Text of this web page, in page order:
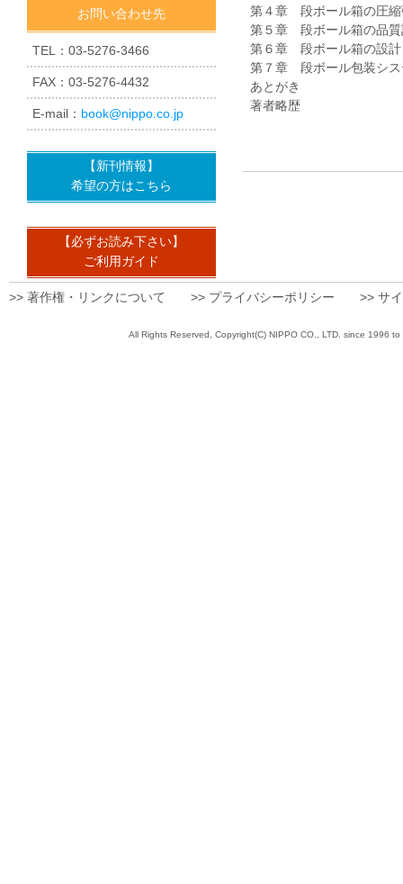
お問い合わせ先
TEL：03-5276-3466
FAX：03-5276-4432
E-mail： book@nippo.co.jp
【新刊情報】
希望の方はこちら
【必ずお読み下さい】
ご利用ガイド
第４章 段ボール箱の圧縮
第５章 段ボール箱の品質
第６章 段ボール箱の設計
第７章 段ボール包装シス
あとがき
著者略歴
>> 著作権・リンクについて >> プライバシーポリシー >> サ
All Rights Reserved, Copyright(C) NIPPO CO., LTD. since 1996